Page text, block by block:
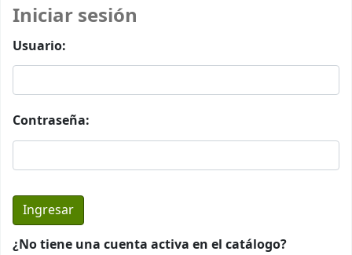
Iniciar sesión
Usuario:
Contraseña:
¿No tiene una cuenta activa en el catálogo?